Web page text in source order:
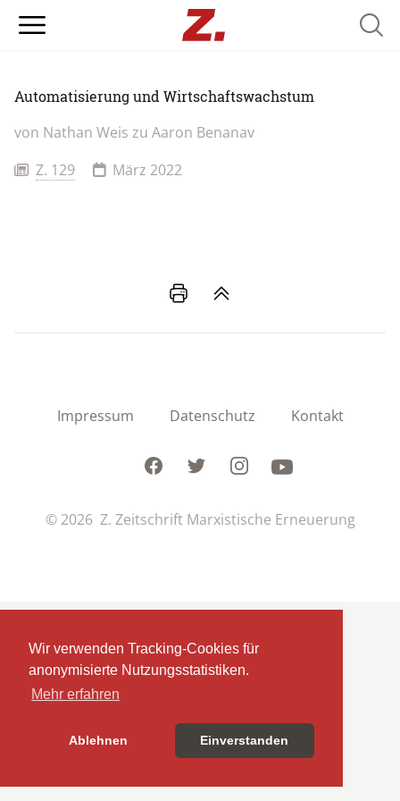
Wir verwenden Tracking-Cookies für
anonymisierte Nutzungsstatistiken.
Mehr erfahren
Ablehnen Einverstanden
Automatisierung und Wirtschaftswachstum
von Nathan Weis zu Aaron Benanav
Z. 129
März 2022
Impressum Datenschutz Kontakt
FacebookTwitterInstagramYoutube
© 2026 Z. Zeitschrift Marxistische Erneuerung